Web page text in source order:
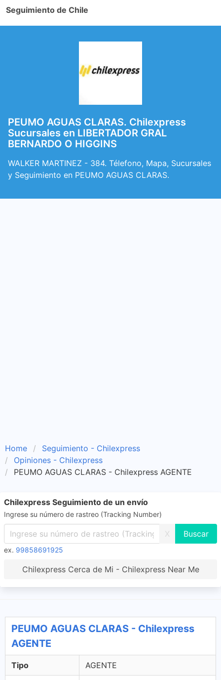
Seguimiento de Chile
PEUMO AGUAS CLARAS. Chilexpress
Sucursales en LIBERTADOR GRAL
BERNARDO O HIGGINS
WALKER MARTINEZ - 384. Télefono, Mapa, Sucursales
y Seguimiento en PEUMO AGUAS CLARAS.
Home
Seguimiento - Chilexpress
Opiniones - Chilexpress
PEUMO AGUAS CLARAS - Chilexpress AGENTE
Chilexpress Seguimiento de un envío
Ingrese su número de rastreo (Tracking Number)
X
ex. 99858691925
Chilexpress Cerca de Mi - Chilexpress Near Me
PEUMO AGUAS CLARAS - Chilexpress
AGENTE
Tipo AGENTE